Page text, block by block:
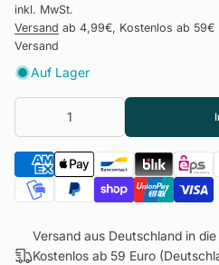
inkl. MwSt.
Versand ab 4,99€, Kostenlos ab 59€
Versand
Auf Lager
Versand aus Deutschland in
Kostenlos ab 59 Euro